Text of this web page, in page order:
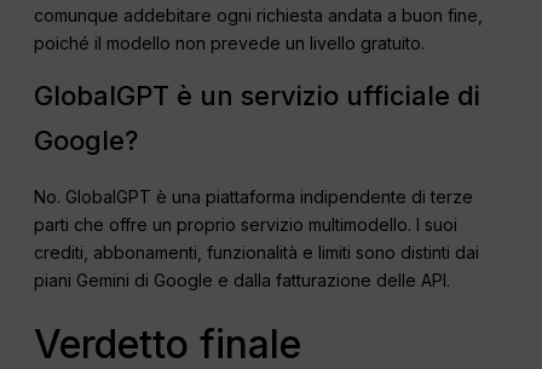
comunque addebitare ogni richiesta andata a buon fine,
poiché il modello non prevede un livello gratuito.
GlobalGPT è un servizio ufficiale di
Google?
No. GlobalGPT è una piattaforma indipendente di terze
parti che offre un proprio servizio multimodello. I suoi
crediti, abbonamenti, funzionalità e limiti sono distinti dai
piani Gemini di Google e dalla fatturazione delle API.
Verdetto finale